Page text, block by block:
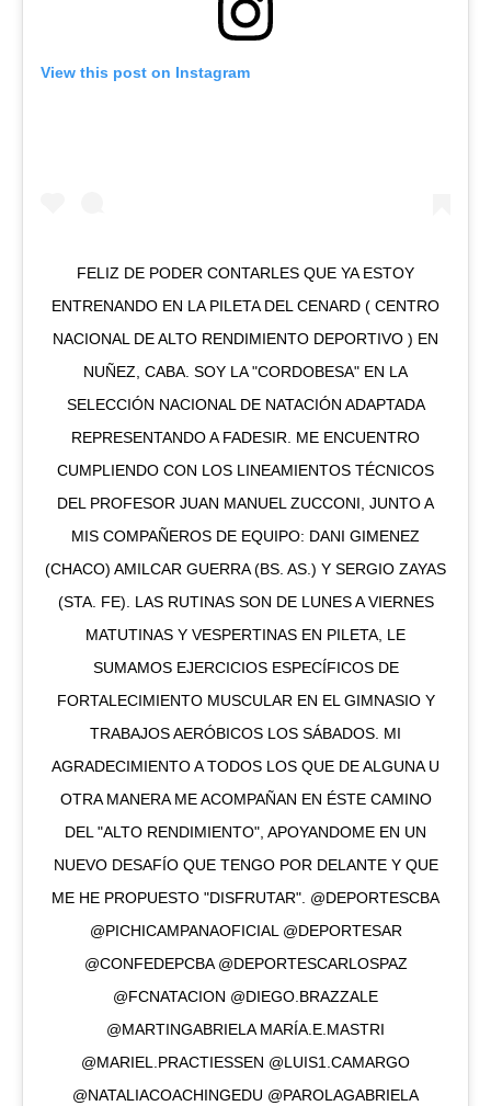
View this post on Instagram
FELIZ DE PODER CONTARLES QUE YA ESTOY
ENTRENANDO EN LA PILETA DEL CENARD ( CENTRO
NACIONAL DE ALTO RENDIMIENTO DEPORTIVO ) EN
NUÑEZ, CABA. SOY LA "CORDOBESA" EN LA
SELECCIÓN NACIONAL DE NATACIÓN ADAPTADA
REPRESENTANDO A FADESIR. ME ENCUENTRO
CUMPLIENDO CON LOS LINEAMIENTOS TÉCNICOS
DEL PROFESOR JUAN MANUEL ZUCCONI, JUNTO A
MIS COMPAÑEROS DE EQUIPO: DANI GIMENEZ
(CHACO) AMILCAR GUERRA (BS. AS.) Y SERGIO ZAYAS
(STA. FE). LAS RUTINAS SON DE LUNES A VIERNES
MATUTINAS Y VESPERTINAS EN PILETA, LE
SUMAMOS EJERCICIOS ESPECÍFICOS DE
FORTALECIMIENTO MUSCULAR EN EL GIMNASIO Y
TRABAJOS AERÓBICOS LOS SÁBADOS. MI
AGRADECIMIENTO A TODOS LOS QUE DE ALGUNA U
OTRA MANERA ME ACOMPAÑAN EN ÉSTE CAMINO
DEL "ALTO RENDIMIENTO", APOYANDOME EN UN
NUEVO DESAFÍO QUE TENGO POR DELANTE Y QUE
ME HE PROPUESTO "DISFRUTAR". @DEPORTESCBA
@PICHICAMPANAOFICIAL @DEPORTESAR
@CONFEDEPCBA @DEPORTESCARLOSPAZ
@FCNATACION @DIEGO.BRAZZALE
@MARTINGABRIELA MARÍA.E.MASTRI
@MARIEL.PRACTIESSEN @LUIS1.CAMARGO
@NATALIACOACHINGEDU @PAROLAGABRIELA